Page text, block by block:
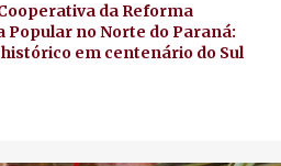
da Reforma
Popular no Norte do Paraná:
em centenário do Sul